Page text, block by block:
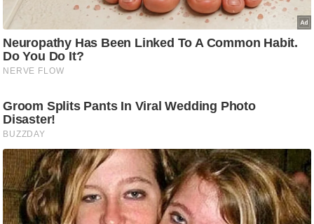
प
र्य
ट
न
ल
फि
ट
ने
स
मं
त्रा